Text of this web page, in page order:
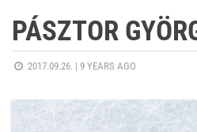
PÁSZTOR
2017.09.26. | 9 YEARS AGO